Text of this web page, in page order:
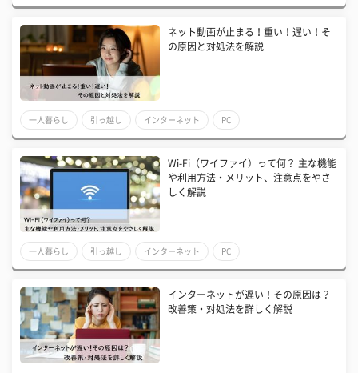
ネット動画が止まる！重い！遅い！そ
の原因と対処法を解説
一人暮らし 引っ越し インターネット PC
Wi-Fi（ワイファイ）って何？ 主な機能
や利用方法・メリット、注意点をやさ
しく解説
一人暮らし 引っ越し インターネット PC
インターネットが遅い！その原因は？
改善策・対処法を詳しく解説